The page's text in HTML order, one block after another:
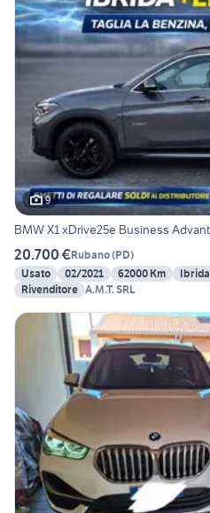
9
BMW X1 xDrive25e Business
20.700 €Rubano(PD)
Usato
02/2021 62000 Km Ibrida
Rivenditore A.M.T. SRL